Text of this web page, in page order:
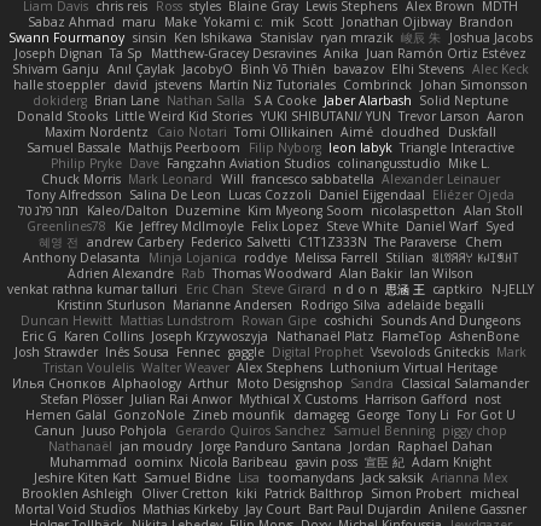
Liam Davis chris reis Ross styles Blaine Gray Lewis Stephens Alex Brown MDTH
Sabaz Ahmad maru Make Yokami c: mik Scott Jonathan Ojibway Brandon
Swann Fourmanoy sinsin Ken Ishikawa Stanislav ryan mrazik 峻辰 朱
Joshua Jacobs
Joseph Dignan Ta Sp Matthew-Gracey Desravines Anika Juan Ramón Ortiz Estévez
Shivam Ganju Anıl Çaylak JacobyO Bình Võ Thiên bavazov Elhi Stevens Alec Keck
halle stoeppler david jstevens Martín Niz Tutoriales Combrinck Johan Simonsson
dokiderg Brian Lane Nathan Salla S A Cooke Jaber Alarbash Solid Neptune
Donald Stooks Little Weird Kid Stories YUKI SHIBUTANI/ YUN Trevor Larson Aaron
Maxim Nordentz
Caio Notari Tomi Ollikainen Aimé cloudhed
Duskfall
Samuel Bassale Mathijs Peerboom Filip Nyborg leon labyk Triangle Interactive
Philip Pryke Dave Fangzahn Aviation Studios colinangusstudio Mike L.
Chuck Morris Mark Leonard Will francesco sabbatella Alexander Leinauer
Tony Alfredsson Salina De Leon Lucas Cozzoli Daniel Eijgendaal Eliézer Ojeda
תמר פלג טל
Kaleo/Dalton Duzemine Kim Myeong Soom nicolaspetton Alan Stoll
Greenlines78
Kie Jeffrey McIlmoyle Felix Lopez Steve White Daniel Warf Syed
혜영 전 andrew Carbery Federico Salvetti C1T1Z333N The Paraverse Chem
Anthony Delasanta
Minja Lojanica roddye Melissa Farrell Stilian ꌃ꒒ꀎꋪꋪꌩ ꀘꈤꀤꁅꃅ꓄
Adrien Alexandre Rab Thomas Woodward Alan Bakir Ian Wilson
venkat rathna kumar talluri
Eric Chan Steve Girard n d o n 思涵 王 captkiro
N-JELLY
Kristinn Sturluson Marianne Andersen Rodrigo Silva adelaide begalli
Duncan Hewitt Mattias Lundstrom Rowan Gipe coshichi Sounds And Dungeons
Eric G Karen Collins Joseph Krzywoszyja Nathanaël Platz FlameTop AshenBone
Josh Strawder Inês Sousa Fennec gaggle Digital Prophet Vsevolods Gniteckis Mark
Tristan Voulelis Walter Weaver Alex Stephens Luthonium Virtual Heritage
Илья Снопков Alphaology Arthur Moto Designshop Sandra Classical Salamander
Stefan Plösser Julian Rai Anwor Mythical X Customs Harrison Gafford nost
Hemen Galal GonzoNole Zineb mounfik damageg George Tony Li For Got U
Canun Juuso Pohjola Gerardo Quiros Sanchez Samuel Benning piggy chop
Nathanaël jan moudry Jorge Panduro Santana Jordan Raphael Dahan
Muhammad oominx Nicola Baribeau gavin poss 宣臣 紀 Adam Knight
Jeshire Kiten Katt Samuel Bidne Lisa toomanydans Jack saksik Arianna Mex
Brooklen Ashleigh
Oliver Cretton kiki Patrick Balthrop Simon Probert micheal
Mortal Void Studios Mathias Kirkeby Jay Court Bart Paul Dujardin Anilene Gassner